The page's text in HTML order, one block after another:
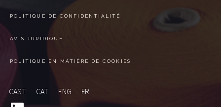
POLITIQUE DE CONFIDENTIALITÉ
AVIS JURIDIQUE
POLITIQUE EN MATIÈRE DE COOKIES
CAST CAT ENG FR